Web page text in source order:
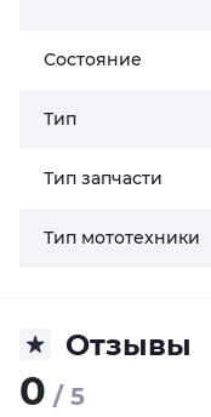
Состояние
Тип
Тип запчасти
Тип мототехники
Отзывы
0 / 5